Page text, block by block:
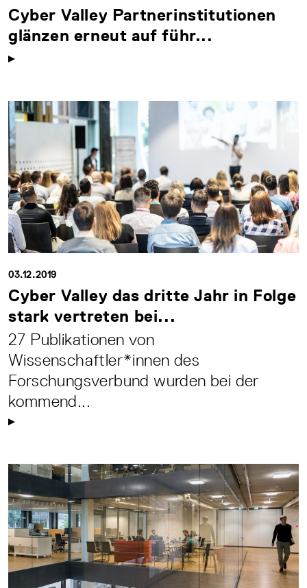
Cyber Valley Partnerinstitutionen
glänzen erneut auf führ...
03.12.2019
Cyber Valley das dritte Jahr in Folge
stark vertreten bei...
27 Publikationen von
Wissenschaftler*innen des
Forschungsverbund wurden bei der
kommend...